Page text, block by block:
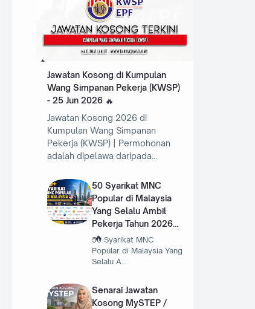
Jawatan Kosong di Kumpulan
Wang Simpanan Pekerja (KWSP)
- 25 Jun 2026
Jawatan Kosong 2026 di
Kumpulan Wang Simpanan
Pekerja (KWSP) | Permohonan
adalah dipelawa daripada…
50 Syarikat MNC
Popular di Malaysia
Yang Selalu Ambil
Pekerja Tahun 2026
50 Syarikat MNC
Popular di Malaysia Yang
Selalu A…
Senarai Jawatan
Kosong MySTEP /